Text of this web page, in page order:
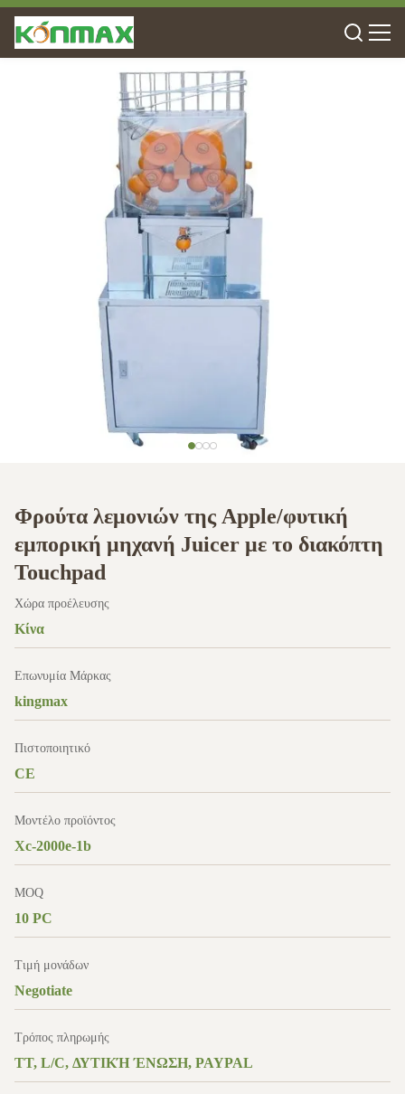
Φρούτα λεμονιών της Apple/φυτική
εμπορική μηχανή Juicer με το διακόπτη
Touchpad
Χώρα προέλευσης
Κίνα
Επωνυμία Μάρκας
kingmax
Πιστοποιητικό
CE
Μοντέλο προϊόντος
Xc-2000e-1b
MOQ
10 PC
Τιμή μονάδων
Negotiate
Τρόπος πληρωμής
TT, L/C, ΔΥΤΙΚΉ ΈΝΩΣΗ, PAYPAL